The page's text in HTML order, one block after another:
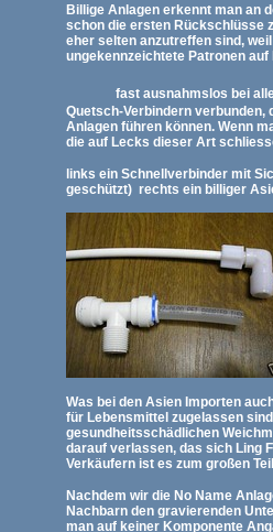
Billige Anlagen erkennt man an
schon die ersten Rückschlüsse
eher selten anzutreffen sind,
ungekennzeichtete Patronen
fast ausnahmslos bei
Quetsch-Verbindern
Anlagen führen können. Wenn
die auf Lecks dieser Art
links ein Schnellverbinder mit
geschützt) rechts ein billiger
Was bei den Asien Importen
für Lebensmittel zugelassen
gesundheitsschädlichen
darauf verlassen, das sich Ling
Verkäufern ist es zum großen
Nachdem wir die No Name
Nachbarn den gravierenden
man auf keiner Komponente